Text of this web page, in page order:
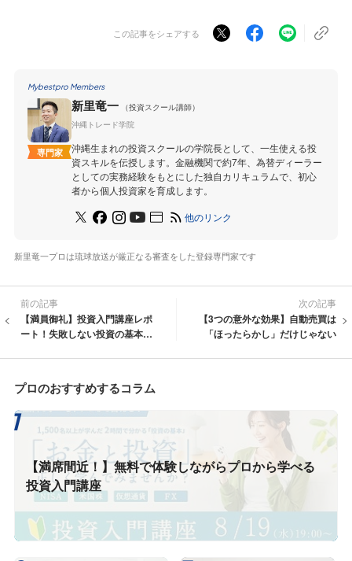
この記事をシェアする
Mybestpro Members
専門家
新里竜一
（投資スクール講師）
沖縄トレード学院
沖縄生まれの投資スクールの学院長として、一生使える投
資スキルを伝授します。金融機関で約7年、為替ディーラー
としての実務経験をもとにした独自カリキュラムで、初心
者から個人投資家を育成します。
他のリンク
新里竜一プロは琉球放送が厳正なる審査をした登録専門家です
前の記事
【満員御礼】投資入門講座レポ
ート！失敗しない投資の基本を
次の記事
【3つの意外な効果】自動売買は
「ほったらかし」だけじゃない
プロのおすすめするコラム
【満席間近！】無料で体験しながらプロから学べる
投資入門講座